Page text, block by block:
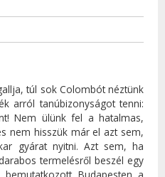
túl sok Colombót néztünk
arról tanúbizonyságot tenni:
Nem ülünk fel a hatalmas,
nem hisszük már el azt sem,
gyárat nyitni. Azt sem, ha
termelésről beszél egy
Budapesten a